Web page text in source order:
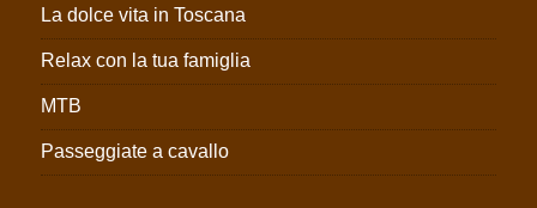
La dolce vita in Toscana
Relax con la tua famiglia
MTB
Passeggiate a cavallo